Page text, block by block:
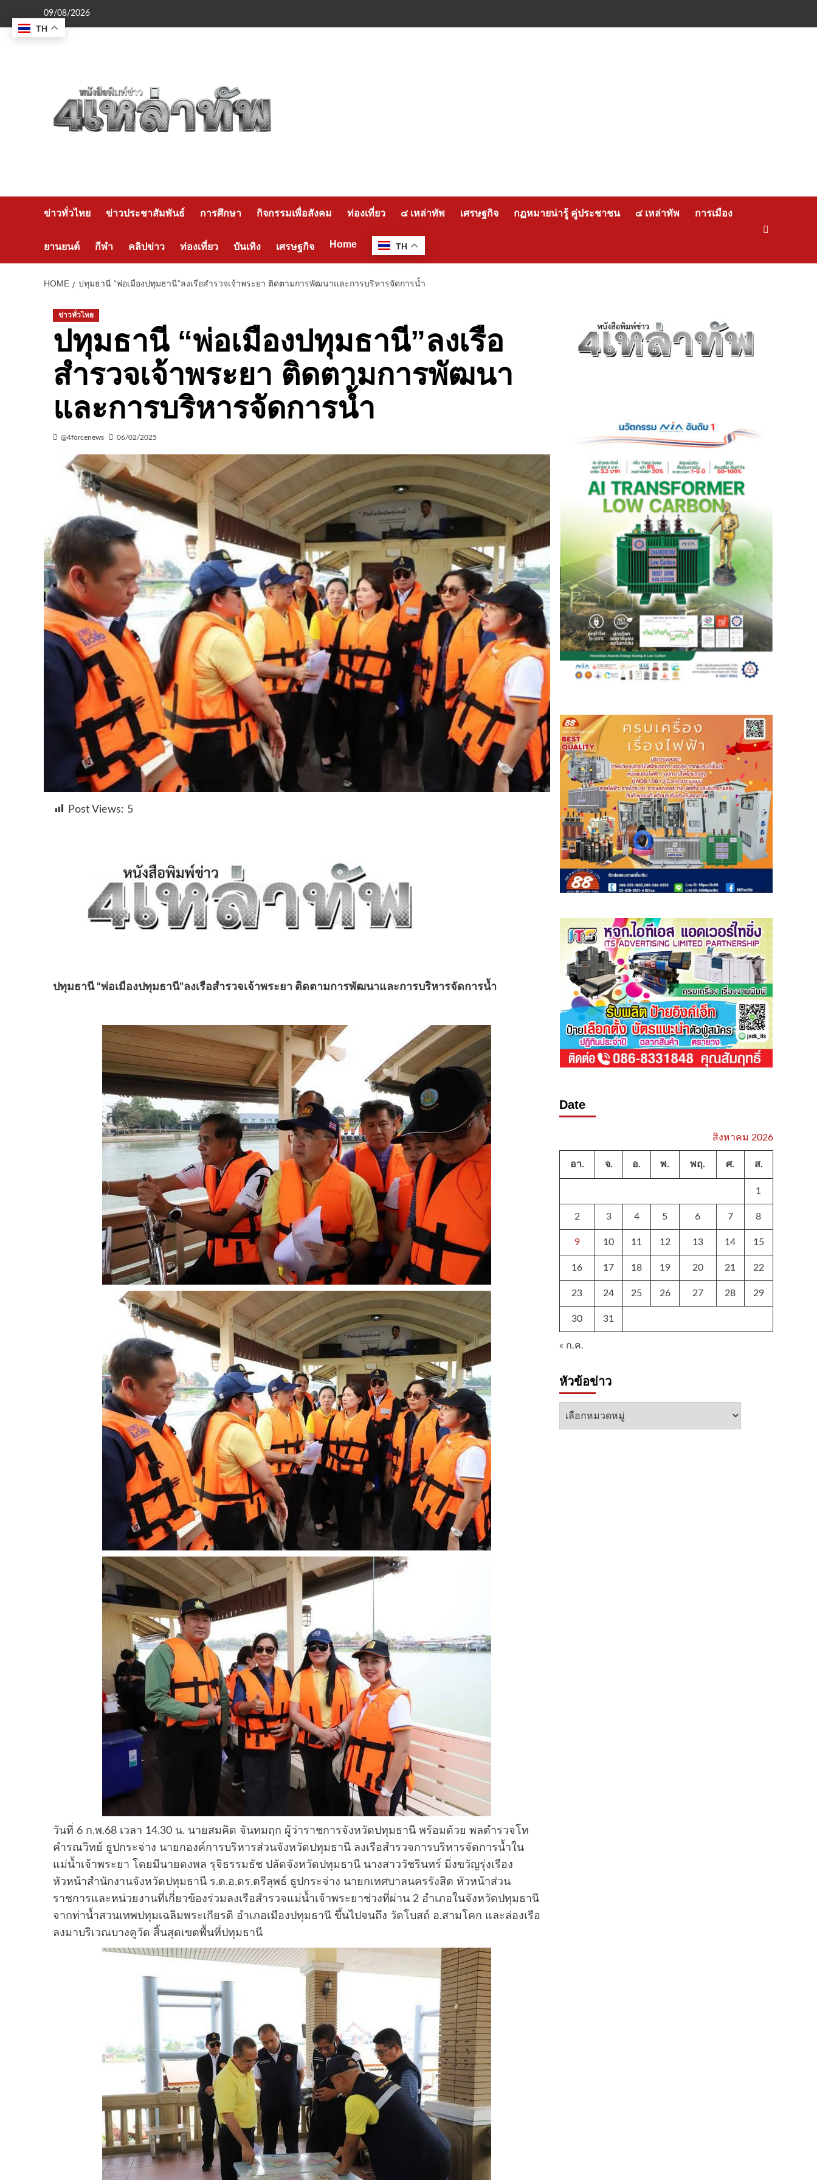
content
09/08/2026
ข่าวทั่วไทย ข่าวประชาสัมพันธ์ การศึกษา กิจกรรมเพื่อสังคม ท่องเที่ยว ๔ เหล่าทัพ เศรษฐกิจ กฏหมายน่ารู้ คู่ประชาชน ๔ เหล่าทัพ การเมือง
ยานยนต์ กีฬา คลิปข่าว ท่องเที่ยว บันเทิง เศรษฐกิจ Home TH
HOME ปทุมธานี “พ่อเมืองปทุมธานี”ลงเรือสำรวจเจ้าพระยา ติดตามการพัฒนาและการบริหารจัดการน้ำ
ข่าวทั่วไทย
ปทุมธานี “พ่อเมืองปทุมธานี”ลงเรือ
สำรวจเจ้าพระยา ติดตามการพัฒนา
และการบริหารจัดการน้ำ
@4forcenews 06/02/2025
Post Views: 5
ปทุมธานี “พ่อเมืองปทุมธานี”ลงเรือสำรวจเจ้าพระยา ติดตามการพัฒนาและการบริหารจัดการน้ำ
วันที่ 6 ก.พ.68 เวลา 14.30 น. นายสมคิด จันทมฤก ผู้ว่าราชการจังหวัดปทุมธานี พร้อมด้วย พลตำรวจโท
คำรณวิทย์ ธูปกระจ่าง นายกองค์การบริหารส่วนจังหวัดปทุมธานี ลงเรือสำรวจการบริหารจัดการน้ำใน
แม่น้ำเจ้าพระยา โดยมีนายดงพล รุจิธรรมธัช ปลัดจังหวัดปทุมธานี นางสาววัชรินทร์ มิ่งขวัญรุ่งเรือง
หัวหน้าสำนักงานจังหวัดปทุมธานี ร.ต.อ.ดร.ตรีลุพธ์ ธูปกระจ่าง นายกเทศบาลนครรังสิต หัวหน้าส่วน
ราชการและหน่วยงานที่เกี่ยวข้องร่วมลงเรือสำรวจแม่น้ำเจ้าพระยาช่วงที่ผ่าน 2 อำเภอในจังหวัดปทุมธานี
จากท่าน้ำสวนเทพปทุมเฉลิมพระเกียรติ อำเภอเมืองปทุมธานี ขึ้นไปจนถึง วัดโบสถ์ อ.สามโคก และล่องเรือ
ลงมาบริเวณบางคูวัด สิ้นสุดเขตพื้นที่ปทุมธานี
Date
สิงหาคม 2026
อา. จ. อ. พ. พฤ. ศ. ส.
1
2 3 4 5 6 7 8
9 10 11 12 13 14 15
16 17 18 19 20 21 22
23 24 25 26 27 28 29
30 31
« ก.ค.
หัวข้อข่าว
หัวข้อ
TH